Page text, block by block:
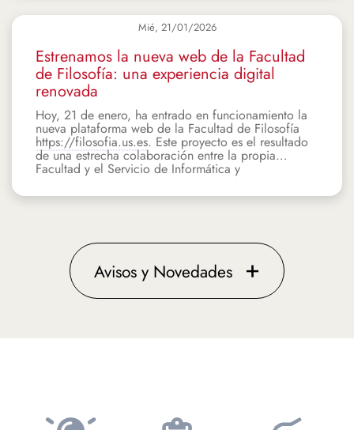
Mié, 21/01/2026
Estrenamos la nueva web de la Facultad
de Filosofía: una experiencia digital
renovada
Hoy, 21 de enero, ha entrado en funcionamiento la
nueva plataforma web de la Facultad de Filosofía
https://filosofia.us.es. Este proyecto es el resultado
de una estrecha colaboración entre la propia
Facultad y el Servicio de Informática y
Comunicaciones (SIC) de la Universidad de Sevilla.
Avisos y Novedades +